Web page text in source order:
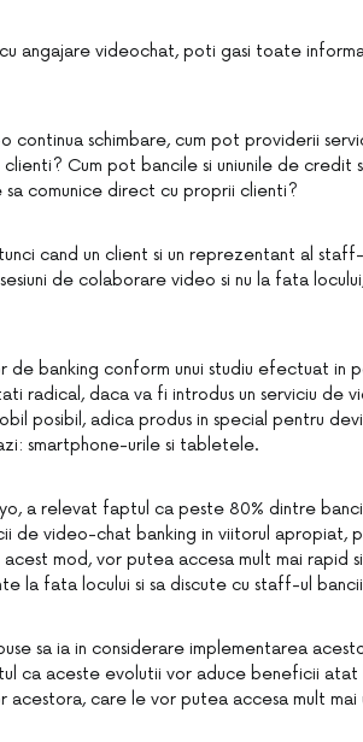
angajare videochat, poti gasi toate
continua schimbare, cum pot providerii
Cum pot bancile si uniunile de credit
sa comunice direct cu proprii clienti?
cand un client si un reprezentant al staff-
de colaborare video si nu la fata
banking conform unui studiu efectuat in
radical, daca va fi introdus un serviciu de
posibil, adica produs in special pentru
smartphone-urile si tabletele.
a relevat faptul ca peste 80% dintre
de video-chat banking in viitorul apropiat,
mod, vor putea accesa mult mai rapid
la fata locului si sa discute cu staff-ul
sa ia in considerare implementarea
ca aceste evolutii vor aduce beneficii atat
care le vor putea accesa mult mai